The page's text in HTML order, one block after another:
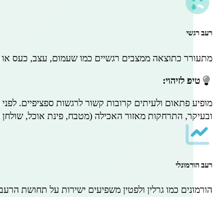
רעב רגשי
מתעורר כתוצאה ממצבים רגשיים כמו שעמום, עצב, כעס
טיפ לזיהוי:
מופיע פתאום ולעיתים קרובות קשור לרגשות ספציפיים.
ובעיקר, התרחקות מאזור האכילה (מטבח, פינת אוכל,
רעב הורמונלי
הורמונים כמו גרלין ולפטין משפיעים ישירות על תחושת